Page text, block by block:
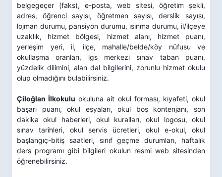
belgegeçer (faks), e-posta, web sitesi, öğretim şekli,
adres, öğrenci sayısı, öğretmen sayısı, derslik sayısı,
lojman durumu, pansiyon durumu, ısınma durumu, il/ilçeye
uzaklık, hizmet bölgesi, hizmet alanı, hizmet puanı,
yerleşim yeri, il, ilçe, mahalle/belde/köy nüfusu ve
okullaşma oranları, lgs merkezi sınav taban puanı,
yüzdelik dilimini, alan dal bilgilerini, zorunlu hizmet okulu
olup olmadığını bulabilirsiniz.
Çiloğlan İlkokulu okuluna ait okul forması, kıyafeti, okul
başarı puanı, okul eşyaları, okul boş kontenjanı, son
dakika okul haberleri, okul kuralları, okul logosu, okul
sınav tarihleri, okul servis ücretleri, okul e-okul, okul
başlangıç-bitiş saatleri, sınıf geçme durumları, haftalık
ders programı gibi bilgileri okulun resmi web sitesinden
öğrenebilirsiniz.